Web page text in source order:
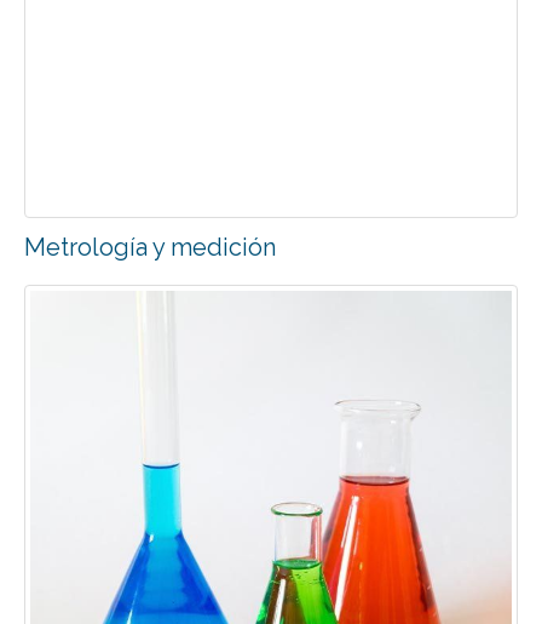
Metrología y medición